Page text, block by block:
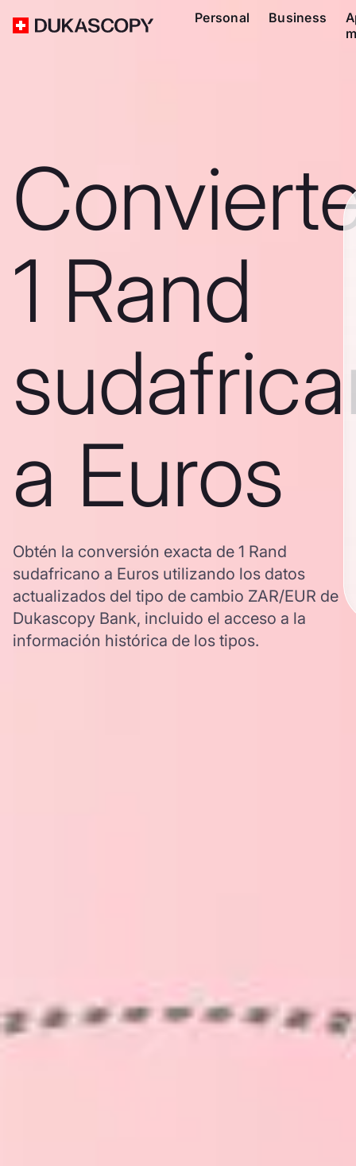
Personal Business
1 Rand
a Euros
Obtén la conversión exacta de 1 Rand
sudafricano a Euros utilizando los datos
actualizados del tipo de cambio ZAR/EUR de
Dukascopy Bank, incluido el acceso a la
información histórica de los tipos.